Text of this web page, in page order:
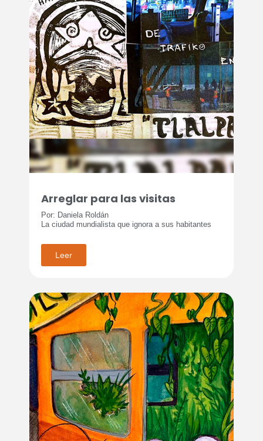
Arreglar para las visitas
Por: Daniela Roldán
La ciudad mundialista que ignora a sus habitantes
Leer